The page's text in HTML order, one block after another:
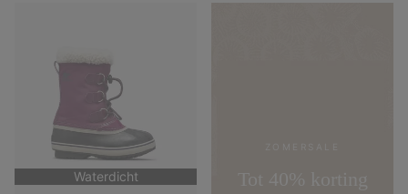
Waterdicht